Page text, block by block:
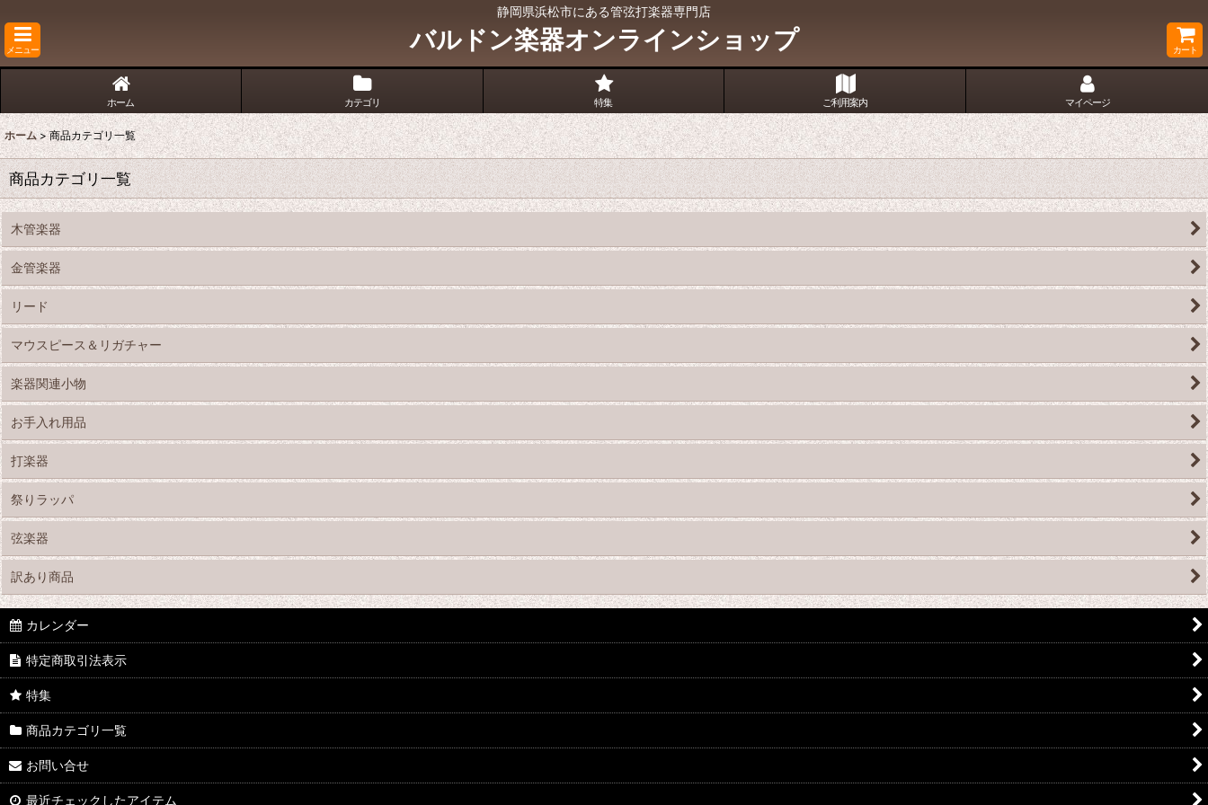
静岡県浜松市にある管弦打楽器専門店
メニュー バルドン楽器オンラインショップ カート
ホーム カテゴリ 特集 ご利用案内 マイページ
ホーム > 商品カテゴリ一覧
商品カテゴリ一覧
木管楽器
金管楽器
リード
マウスピース＆リガチャー
楽器関連小物
お手入れ用品
打楽器
祭りラッパ
弦楽器
訳あり商品
カレンダー
特定商取引法表示
特集
商品カテゴリ一覧
お問い合せ
最近チェックしたアイテム